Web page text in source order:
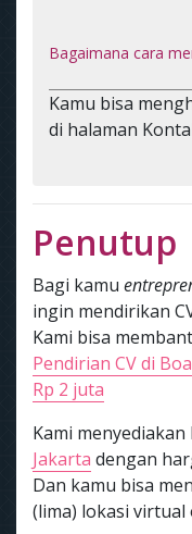
Bagaimana cara
Kamu bisa
di halaman
Penutup
Bagi kamu
ingin mendirikan
Kami bisa
Pendirian CV di
Rp 2 juta
Kami
Jakarta dengan
Dan kamu bisa
(lima) lokasi virtual